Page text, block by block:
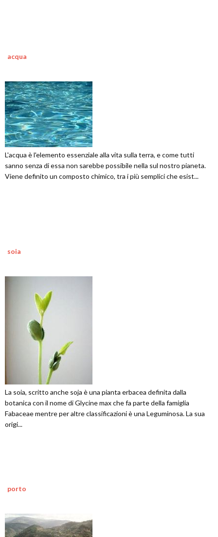
acqua
L'acqua è l'elemento essenziale alla vita sulla terra, e come tutti
sanno senza di essa non sarebbe possibile nella sul nostro pianeta.
Viene definito un composto chimico, tra i più semplici che esist...
soia
La soia, scritto anche soja è una pianta erbacea definita dalla
botanica con il nome di Glycine max che fa parte della famiglia
Fabaceae mentre per altre classificazioni è una Leguminosa. La sua
origi...
porto